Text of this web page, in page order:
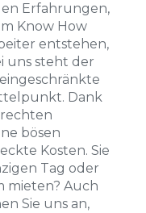
Erfahrungen,
Know How
entstehen,
uns steht der
Dank
bösen
Kosten. Sie
Tag oder
mieten? Auch
Sie uns an,